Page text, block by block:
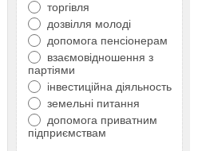
торгівля
дозвілля молоді
допомога пенсіонерам
взаємовідношення з
партіями
інвестиційна діяльность
земельні питання
допомога приватним
підприємствам